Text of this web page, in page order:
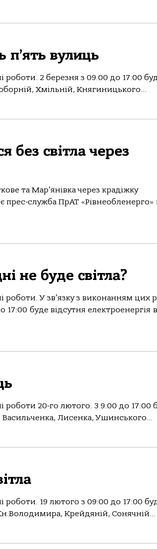
п’ять вулиць
2 березня з 09:00 до 17:00
Хмільній, Княгиницького...
без світла через
та Мар’янівка через крадіжку
прес-служба ПрАТ «Рівнеобленерго»
не буде світла?
У зв’язку з виконанням цих
буде відсутня електроенергія в
20-го лютого. З 9:00 до 17:00
Васильченка, Лисенка, Ушинського...
19 лютого з 09:00 до 17:00
Крейдяній, Сонячній...